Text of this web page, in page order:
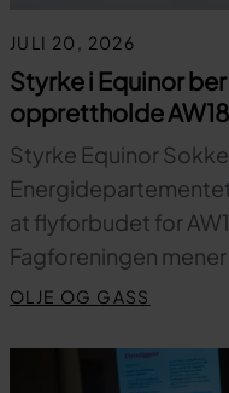
JULI 20, 2026
Styrke i Equinor
opprettholde
Styrke Equinor
at flyforbudet for
Fagforeningen
OLJE OG GASS